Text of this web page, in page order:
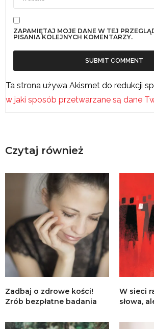
ZAPAMIĘTAJ MOJE DANE W TEJ
PISANIA KOLEJNYCH KOMENTARZY.
Ta strona używa Akismet do redukcji
w jaki sposób przetwarzane są dane
Czytaj również
Zadbaj o zdrowe kości!
Zrób bezpłatne badania
W sieci
słowa,